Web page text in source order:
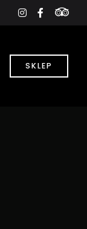
instagram
SKLEP